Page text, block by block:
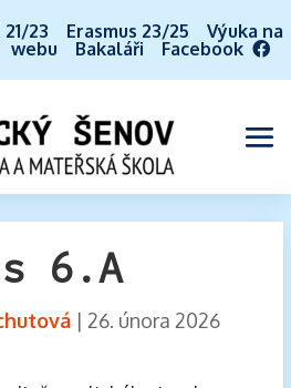
23 Erasmus 23/25
Výuka na
webu
Bakaláři Facebook
6.A
| 26. února 2026